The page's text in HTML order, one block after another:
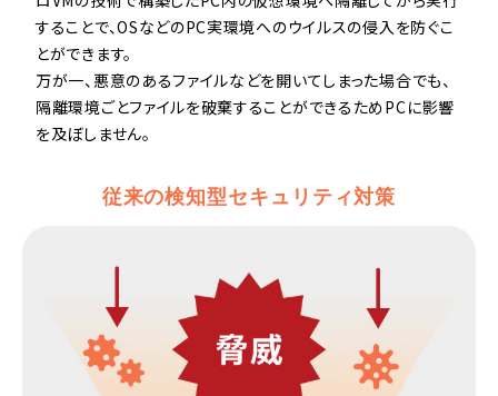
することで、OSなどのPC実環境へのウイルスの侵入を防ぐこ
とができます。
万が一、悪意のあるファイルなどを開いてしまった場合でも、
隔離環境ごとファイルを破棄することができるためPCに影響
を及ぼしません。
従来の検知型セキュリティ対策